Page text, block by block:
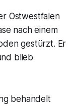
Ostwestfalen
nach einem
gestürzt. Er
blieb
behandelt